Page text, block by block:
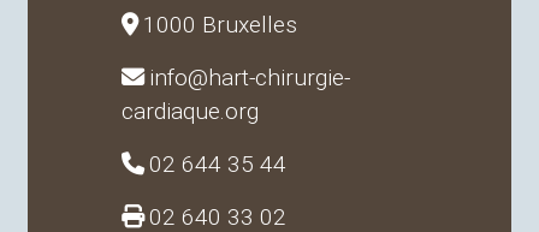
1000 Bruxelles
info@hart-chirurgie-
cardiaque.org
02 644 35 44
02 640 33 02